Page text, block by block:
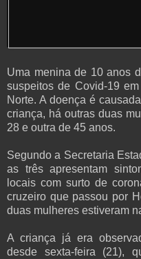
Uma menina de 10 anos
suspeitos de Covid-19
Norte. A doença é
criança, há outras duas
28 e outra de 45 anos.
Segundo a Secretaria
as três apresentam
locais com surto de
cruzeiro que passou por
duas mulheres estiveram
A criança já era
desde sexta-feira (21),